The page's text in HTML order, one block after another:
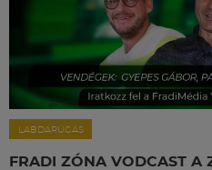
LABDARÚGÁS
FRADI ZÓNA VODCAST A
FM YouTube +
Hírek
Labdarúgás